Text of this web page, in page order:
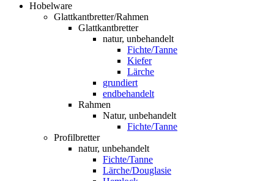
Hobelware
Glattkantbretter/Rahmen
Glattkantbretter
natur, unbehandelt
Fichte/Tanne
Kiefer
Lärche
grundiert
endbehandelt
Rahmen
Natur, unbehandelt
Fichte/Tanne
Profilbretter
natur, unbehandelt
Fichte/Tanne
Lärche/Douglasie